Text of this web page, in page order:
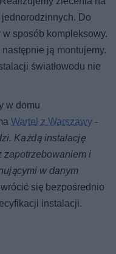
Do
sposób kompleksowy.
ją montujemy.
światłowodu nie
w domu
Wartel z Warszawy -
Każdą instalację
zapotrzebowaniem i
w danym
się bezpośrednio
instalacji.